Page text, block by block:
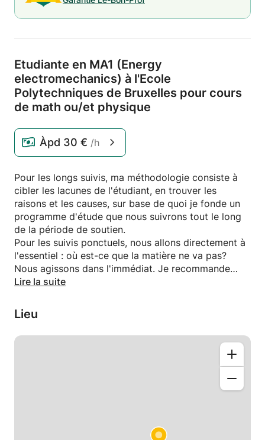
Etudiante en MA1 (Energy
electromechanics) à l'Ecole
Polytechniques de Bruxelles pour cours
de math ou/et physique
Àpd 30 € /h
Pour les longs suivis, ma méthodologie consiste à
cibler les lacunes de l'étudiant, en trouver les
raisons et les causes, sur base de quoi je fonde un
programme d'étude que nous suivrons tout le long
de la période de soutien.
Pour les suivis ponctuels, nous allons directement à
l'essentiel : où est-ce que la matière ne va pas?
Nous agissons dans l'immédiat. Je recommande
cela pour les étudiants qui n'ont pas le temps
plus efficace pédagogiquement parlant.
En d'autres termes, je m'adapte à la situation et à
l'étudiant.
Lire la suite
Lieu